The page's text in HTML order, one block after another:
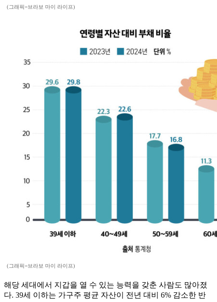
(그래픽=브라보 마이 라이프)
(그래픽=브라보 마이 라이프)
해당 세대에서 지갑을 열 수 있는 능력을 갖춘 사람도 많아졌
다. 39세 이하는 가구주 평균 자산이 전년 대비 6% 감소한 반